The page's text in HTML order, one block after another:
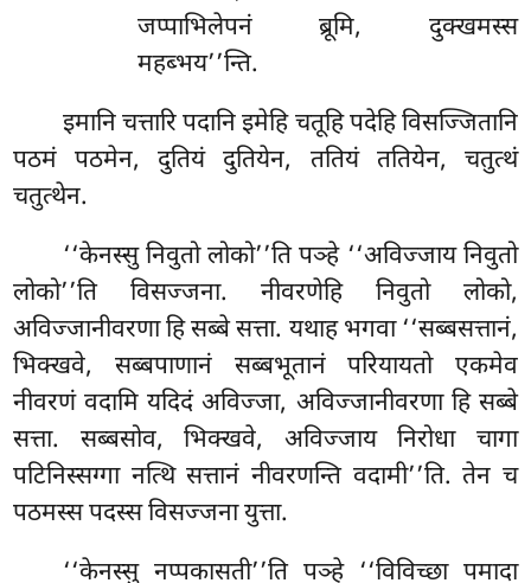
जप्पाभिलेपनं ब्रूमि, दुक्खमस्स
महब्भय’’न्ति.
इमानि चत्तारि पदानि इमेहि चतूहि पदेहि विसज्जितानि
पठमं पठमेन, दुतियं दुतियेन, ततियं ततियेन, चतुत्थं
चतुत्थेन.
‘‘केनस्सु निवुतो लोको’’ति पञ्हे ‘‘अविज्जाय निवुतो
लोको’’ति विसज्जना. नीवरणेहि निवुतो लोको,
अविज्जानीवरणा हि सब्बे सत्ता. यथाह भगवा ‘‘सब्बसत्तानं,
भिक्खवे, सब्बपाणानं सब्बभूतानं परियायतो एकमेव
नीवरणं वदामि यदिदं अविज्जा, अविज्जानीवरणा हि सब्बे
सत्ता. सब्बसोव, भिक्खवे, अविज्जाय निरोधा चागा
पटिनिस्सग्गा नत्थि सत्तानं नीवरणन्ति वदामी’’ति. तेन च
पठमस्स पदस्स विसज्जना युत्ता.
‘‘केनस्सु नप्पकासती’’ति पञ्हे ‘‘विविच्छा पमादा